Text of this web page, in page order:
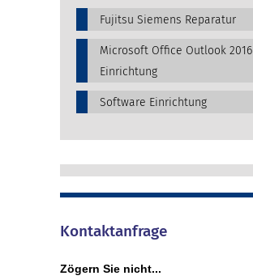
Fujitsu Siemens Reparatur
Microsoft Office Outlook 2016
Einrichtung
Software Einrichtung
Kontaktanfrage
Zögern Sie nicht...